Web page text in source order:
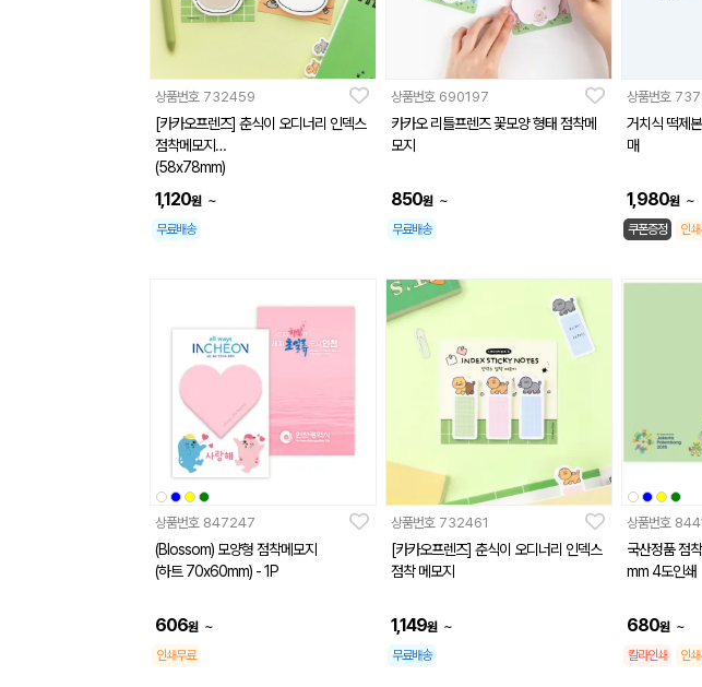
상품번호 732459
[카카오프렌즈] 춘식이 오디너리 인덱스
점착메모지
(58x78mm)
1,120원 ~
무료배송
상품번호 690197
카카오 리틀프렌즈 꽃모양 형태 점착메
모지
850원 ~
무료배송
상품번호
거치식 떡제
매
1,980원 ~
쿠폰증정 인
상품번호 847247
(Blossom) 모양형 점착메모지
(하트 70x60mm) - 1P
606원 ~
인쇄무료
상품번호 732461
[카카오프렌즈] 춘식이 오디너리 인덱스
점착 메모지
1,149원 ~
무료배송
상품번호
국산정품 점
mm 4도인쇄
680원 ~
칼라인쇄 인